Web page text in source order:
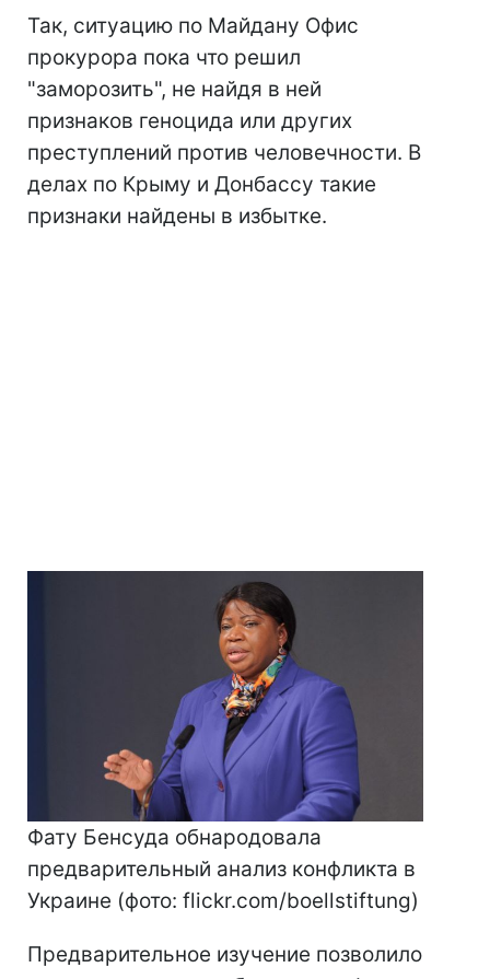
Так, ситуацию по Майдану Офис
прокурора пока что решил
"заморозить", не найдя в ней
признаков геноцида или других
преступлений против человечности. В
делах по Крыму и Донбассу такие
признаки найдены в избытке.
Фату Бенсуда обнародовала
предварительный анализ конфликта в
Украине (фото: flickr.com/boellstiftung)
Предварительное изучение позволило